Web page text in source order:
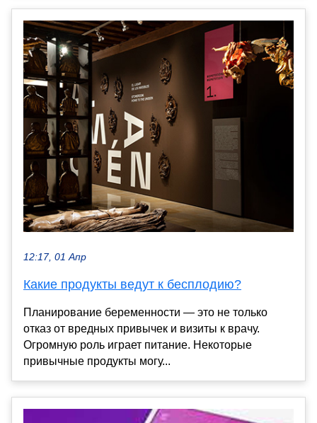
12:17, 01 Апр
Какие продукты ведут к бесплодию?
Планирование беременности — это не только
отказ от вредных привычек и визиты к врачу.
Огромную роль играет питание. Некоторые
привычные продукты могу...